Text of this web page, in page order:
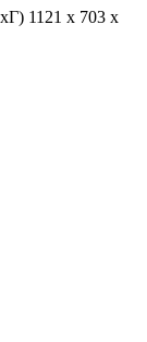
1121 x 703 x